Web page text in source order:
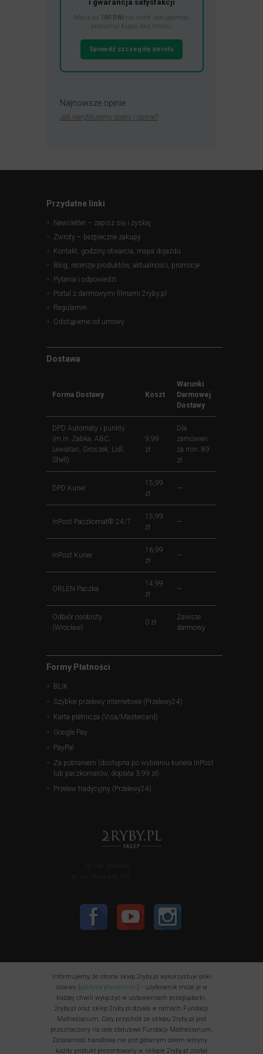
i gwarancja satysfakcji
Masz aż 100 DNI na zwrot zakupionego
produktu! Kupuj bez stresu.
Sprawdź szczegóły zwrotu
Najnowsze opinie
Jak weryfikujemy oceny i opinie?
Przydatne linki
Newsletter – zapisz się i zyskaj
Zwroty – bezpieczne zakupy
Kontakt, godziny otwarcia, mapa dojazdu
Blog, recenzje produktów, aktualności, promocje
Pytania i odpowiedzi
Portal z darmowymi filmami 2ryby.pl
Regulamin
Odstąpienie od umowy
Dostawa
Forma Dostawy Koszt
Warunki
Darmowej
Dostawy
DPD Automaty i punkty
(m.in. Żabka, ABC,
Lewiatan, Groszek, Lidl,
Shell)
9,99
zł
Dla
zamówień
za min. 89
zł
DPD Kurier
15,99
zł
—
InPost Paczkomat® 24/7
15,99
zł
—
InPost Kurier
16,99
zł
—
ORLEN Paczka
14,99
zł
—
Odbiór osobisty
(Wrocław)
0 zł
Zawsze
darmowy
Formy Płatności
BLIK
Szybkie przelewy internetowe (Przelewy24)
Karta płatnicza (Visa/Mastercard)
Google Pay
PayPal
Za pobraniem (dostępna po wybraniu kuriera InPost
lub paczkomatów, dopłata 3,99 zł)
Przelew tradycyjny (Przelewy24)
Informujemy, że strona sklep.2ryby.pl wykorzystuje pliki
cookies (polityka prywatności) - użytkownik może je w
każdej chwili wyłączyć w ustawieniach przeglądarki.
2ryby.pl oraz sklep.2ryby.pl działa w ramach Fundacji
Mathesianum. Cały przychód ze sklepu 2ryby.pl jest
przeznaczony na cele statutowe Fundacji Mathesianum.
Działalność handlowa nie jest głównym celem witryny -
każdy produkt prezentowany w sklepie 2ryby.pl został